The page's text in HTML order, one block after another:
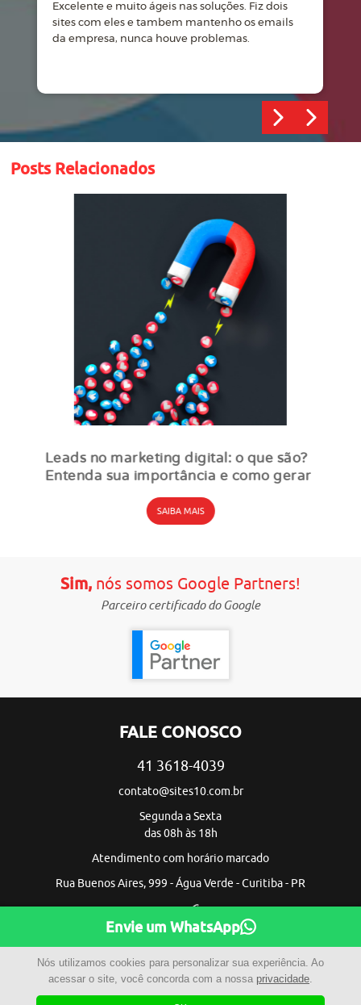
Excelente e muito ágeis nas soluções. Fiz dois
sites com eles e tambem mantenho os emails
da empresa, nunca houve problemas.
Posts Relacionados
Leads no marketing digital: o que são?
Entenda sua importância e como gerar
SAIBA MAIS
Sim,nós somos Google Partners!
Parceiro certificado do Google
FALE CONOSCO
41 3618-4039
contato@sites10.com.br
Segunda a Sexta
das 08h às 18h
Atendimento com horário marcado
Rua Buenos Aires, 999 - Água Verde - Curitiba - PR
Envie um WhatsApp
Nós utilizamos cookies para personalizar sua experiência. Ao
acessar o site, você concorda com a nossa privacidade.